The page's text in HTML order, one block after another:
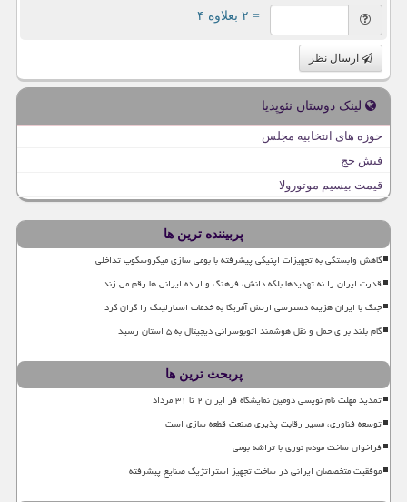
= ۲ بعلاوه ۴
ارسال نظر
لینک دوستان نئوپدیا
حوزه های انتخابیه مجلس
فیش حج
قیمت بیسیم موتورولا
پربیننده ترین ها
کاهش وابستگی به تجهیزات اپتیکی پیشرفته با بومی سازی میکروسکوپ تداخلی
قدرت ایران را نه تهدیدها بلکه دانش، فرهنگ و اراده ایرانی ها رقم می زند
جنگ با ایران هزینه دسترسی ارتش آمریکا به خدمات استارلینک را گران کرد
گام بلند برای حمل و نقل هوشمند اتوبوسرانی دیجیتال به ۵ استان رسید
پربحث ترین ها
تمدید مهلت نام نویسی دومین نمایشگاه فر ایران ۲ تا ۳۱ مرداد
توسعه فناوری، مسیر رقابت پذیری صنعت قطعه سازی است
فراخوان ساخت مودم نوری با تراشه بومی
موفقیت متخصصان ایرانی در ساخت تجهیز استراتژیک صنایع پیشرفته